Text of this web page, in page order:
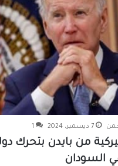
7 ديسمبر، 2024 1
من بايدن بتحرك
السودان